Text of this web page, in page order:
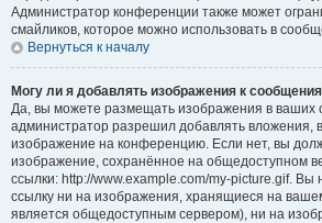
Администратор конференции также может
смайликов, которое можно использовать в
Вернуться к началу
Могу ли я добавлять изображения к
Да, вы можете размещать изображения в ваших
администратор разрешил добавлять вложения,
изображение на конференцию. Если нет, вы
изображение, сохранённое на общедоступном
ссылки: http://www.example.com/my-picture.gif. Вы
ссылку ни на изображения, хранящиеся на
является общедоступным сервером), ни на